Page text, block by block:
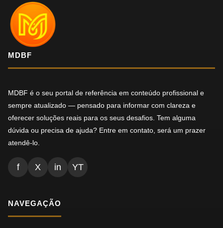
MDBF
MDBF é o seu portal de referência em conteúdo profissional e
sempre atualizado — pensado para informar com clareza e
oferecer soluções reais para os seus desafios. Tem alguma
dúvida ou precisa de ajuda? Entre em contato, será um prazer
atendê-lo.
f X in YT
NAVEGAÇÃO